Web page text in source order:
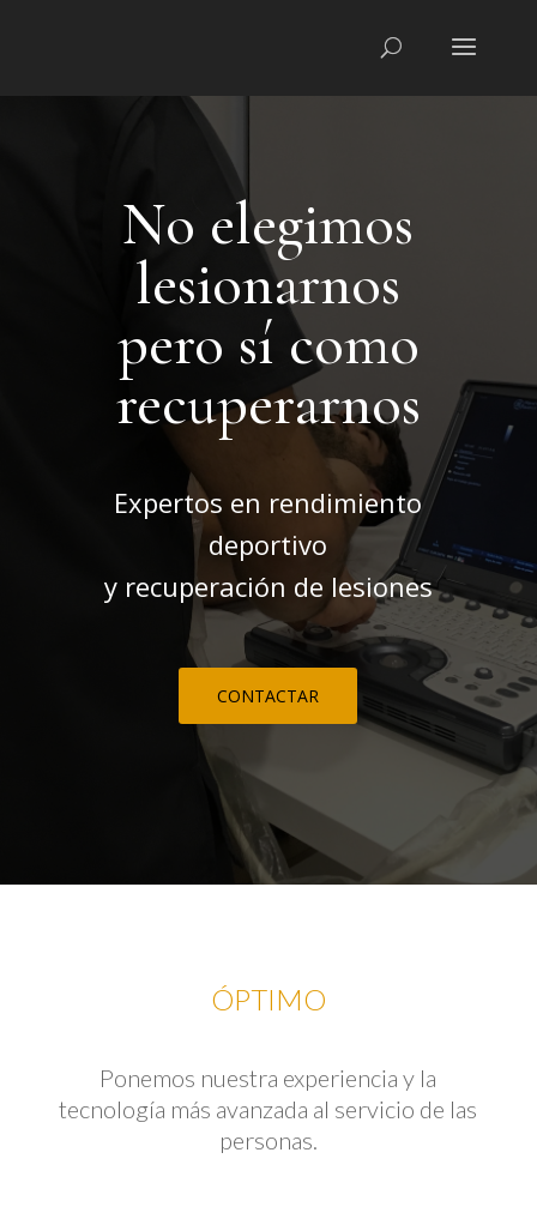
No elegimos
lesionarnos
pero sí como
recuperarnos
Expertos en rendimiento
deportivo
y recuperación de lesiones
CONTACTAR
ÓPTIMO
Ponemos nuestra experiencia y la
tecnología más avanzada al servicio de las
personas.